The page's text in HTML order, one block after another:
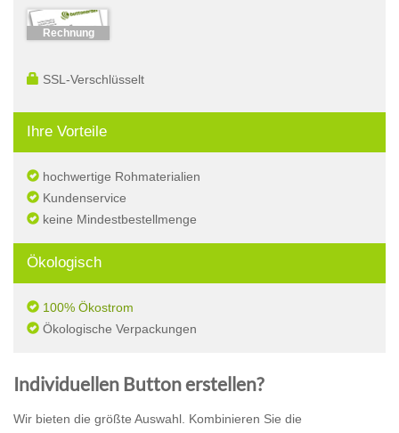
Rechnung
SSL-Verschlüsselt
Ihre Vorteile
hochwertige Rohmaterialien
Kundenservice
keine Mindestbestellmenge
Ökologisch
100% Ökostrom
Ökologische Verpackungen
Individuellen Button erstellen?
Wir bieten die größte Auswahl. Kombinieren Sie die